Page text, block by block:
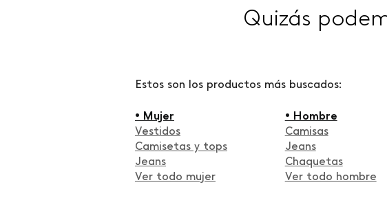
Quizás
Estos son los productos más buscados:
• Mujer
Vestidos
Camisetas y tops
Jeans
Ver todo mujer
• Hombre
Camisas
Jeans
Chaquetas
Ver todo hombre